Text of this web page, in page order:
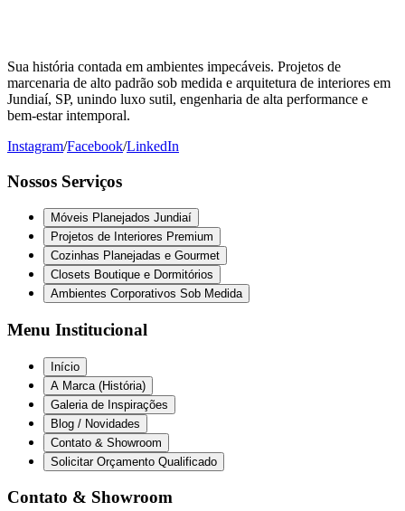
Sua história contada em ambientes impecáveis. Projetos de
marcenaria de alto padrão sob medida e arquitetura de interiores em
Jundiaí, SP, unindo luxo sutil, engenharia de alta performance e
bem-estar intemporal.
Instagram/Facebook/LinkedIn
Nossos Serviços
Móveis Planejados Jundiaí
Projetos de Interiores Premium
Cozinhas Planejadas e Gourmet
Closets Boutique e Dormitórios
Ambientes Corporativos Sob Medida
Menu Institucional
Início
A Marca (História)
Galeria de Inspirações
Blog / Novidades
Contato & Showroom
Solicitar Orçamento Qualificado
Contato & Showroom